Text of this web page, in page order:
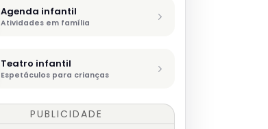
Agenda infantil
Atividades em família
Teatro infantil
Espetáculos para crianças
PUBLICIDADE